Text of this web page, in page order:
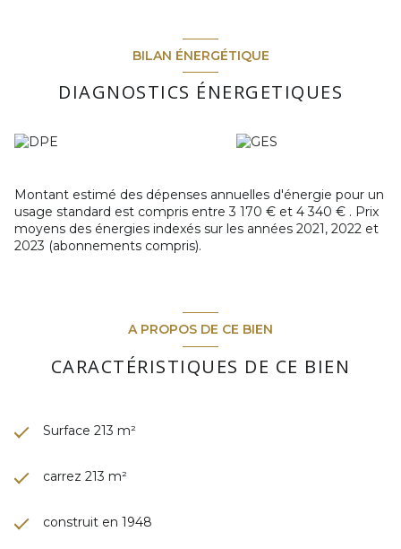
BILAN ÉNERGÉTIQUE
DIAGNOSTICS ÉNERGETIQUES
Montant estimé des dépenses annuelles d'énergie pour un
usage standard est compris entre 3 170 € et 4 340 € . Prix
moyens des énergies indexés sur les années 2021, 2022 et
2023 (abonnements compris).
A PROPOS DE CE BIEN
CARACTÉRISTIQUES DE CE BIEN
Surface 213 m²
carrez 213 m²
construit en 1948